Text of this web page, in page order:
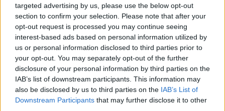
targeted advertising by us, please use the below opt-out
section to confirm your selection. Please note that after your
opt-out request is processed you may continue seeing
interest-based ads based on personal information utilized by
us or personal information disclosed to third parties prior to
your opt-out. You may separately opt-out of the further
disclosure of your personal information by third parties on the
IAB’s list of downstream participants. This information may
also be disclosed by us to third parties on the IAB’s List of
Downstream Participants that may further disclose it to other
att du inte alltid är ”närvarande” när du skriver, utan att
fokus är någon annan stans. Du behöver absolut inte
dela med dig att ditt privata, men, om det är något som
du gjort omedvetet, så vill jag bara ge dig ett tips att
vara lite mer ”personlig” i dina inlägg igen. Kram 🙂
0 Svara
Therese